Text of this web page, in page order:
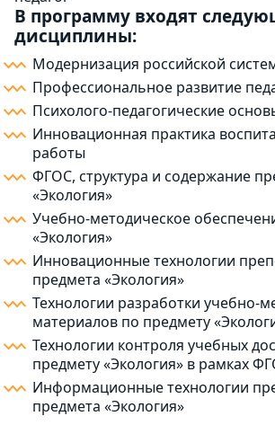
В программу входят
дисциплины:
Модернизация российской
Профессиональное развитие
Психолого-педагогические
Инновационная практика
работы
ФГОС, структура и содержание
«Экология»
Учебно-методическое
«Экология»
Инновационные технологии
предмета «Экология»
Технологии разработки учебно-
материалов по предмету
Технологии контроля учебных
предмету «Экология» в рамках
Информационные технологии
предмета «Экология»